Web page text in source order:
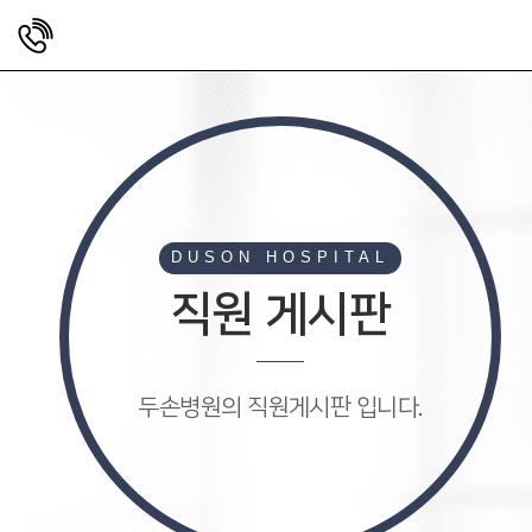
DUSON HOSPITAL
직원 게시판
두손병원의 직원게시판 입니다.